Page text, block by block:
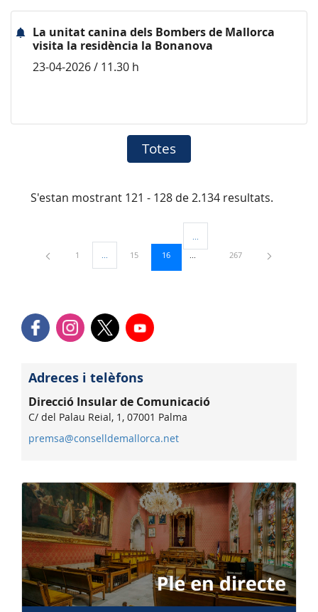
La unitat canina dels Bombers de Mallorca
visita la residència la Bonanova
23-04-2026 / 11.30 h
Totes
S'estan mostrant 121 - 128 de 2.134 resultats.
Pàgina
1 ...Pàgines intermèdies Utilitzeu TAB per navegar.
Pàgina
15 Pàgina
16
Pàgines intermèdies Utilitzeu
Pàgina
267
Adreces i telèfons
Direcció Insular de Comunicació
C/ del Palau Reial, 1, 07001 Palma
premsa@conselldemallorca.net